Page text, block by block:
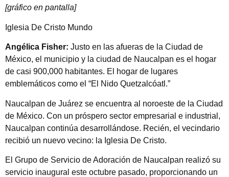
[gráfico en pantalla]
Iglesia De Cristo Mundo
Angélica Fisher: Justo en las afueras de la Ciudad de
México, el municipio y la ciudad de Naucalpan es el hogar
de casi 900,000 habitantes. El hogar de lugares
emblemáticos como el “El Nido Quetzalcóatl.”
Naucalpan de Juárez se encuentra al noroeste de la Ciudad
de México. Con un próspero sector empresarial e industrial,
Naucalpan continúa desarrollándose. Recién, el vecindario
recibió un nuevo vecino: la Iglesia De Cristo.
El Grupo de Servicio de Adoración de Naucalpan realizó su
servicio inaugural este octubre pasado, proporcionando un